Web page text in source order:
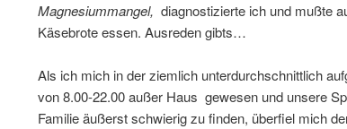
Magnesiummangel, diagnostizierte ich und mußte
Käsebrote essen. Ausreden gibts…
Als ich mich in der ziemlich unterdurchschnittlich
von 8.00-22.00 außer Haus gewesen und unsere
Familie äußerst schwierig zu finden, überfiel mich